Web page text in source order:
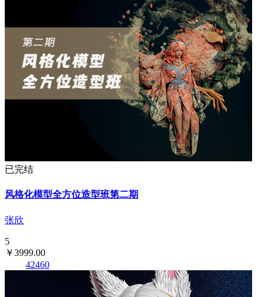
已完结
风格化模型全方位造型班第二期
张欣
5
￥3999.00
42460